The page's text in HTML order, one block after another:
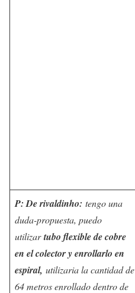
P: De rivaldinho: tengo una
duda-propuesta, puedo
utilizartubo flexible de cobre
en el colector y enrollarlo en
espiral, utilizaria la cantidad de
64 metros enrollado dentro de